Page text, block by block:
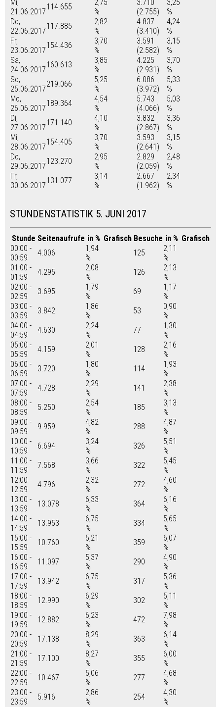
Mi,
21.06.2017
114.655
2,75
%
3.710
(2.755)
3,25
%
Do,
22.06.2017
117.885
2,82
%
4.837
(3.410)
4,24
%
Fr,
23.06.2017
154.436
3,70
%
3.591
(2.582)
3,15
%
Sa,
24.06.2017
160.613
3,85
%
4.225
(2.931)
3,70
%
So,
25.06.2017
219.066
5,25
%
6.086
(3.972)
5,33
%
Mo,
26.06.2017
189.364
4,54
%
5.743
(4.066)
5,03
%
Di,
27.06.2017
171.140
4,10
%
3.832
(2.867)
3,36
%
Mi,
28.06.2017
154.405
3,70
%
3.593
(2.641)
3,15
%
Do,
29.06.2017
123.270
2,95
%
2.829
(2.059)
2,48
%
Fr,
30.06.2017
131.077
3,14
%
2.667
(1.962)
2,34
%
STUNDENSTATISTIK 5. JUNI 2017
Stunde Seitenaufrufe in % Grafisch Besuche in % Grafisch
00:00 -
00:59
4.006
1,94
%
125
2,11
%
01:00 -
01:59
4.295
2,08
%
126
2,13
%
02:00 -
02:59
3.695
1,79
%
69
1,17
%
03:00 -
03:59
3.842
1,86
%
53
0,90
%
04:00 -
04:59
4.630
2,24
%
77
1,30
%
05:00 -
05:59
4.159
2,01
%
128
2,16
%
06:00 -
06:59
3.720
1,80
%
114
1,93
%
07:00 -
07:59
4.728
2,29
%
141
2,38
%
08:00 -
08:59
5.250
2,54
%
185
3,13
%
09:00 -
09:59
9.959
4,82
%
288
4,87
%
10:00 -
10:59
6.694
3,24
%
326
5,51
%
11:00 -
11:59
7.568
3,66
%
322
5,45
%
12:00 -
12:59
4.796
2,32
%
272
4,60
%
13:00 -
13:59
13.078
6,33
%
364
6,16
%
14:00 -
14:59
13.953
6,75
%
334
5,65
%
15:00 -
15:59
10.760
5,21
%
359
6,07
%
16:00 -
16:59
11.097
5,37
%
290
4,90
%
17:00 -
17:59
13.942
6,75
%
317
5,36
%
18:00 -
18:59
12.990
6,29
%
302
5,11
%
19:00 -
19:59
12.882
6,23
%
472
7,98
%
20:00 -
20:59
17.138
8,29
%
363
6,14
%
21:00 -
21:59
17.100
8,27
%
355
6,00
%
22:00 -
22:59
10.467
5,06
%
277
4,68
%
23:00 -
23:59
5.916
2,86
%
254
4,30
%